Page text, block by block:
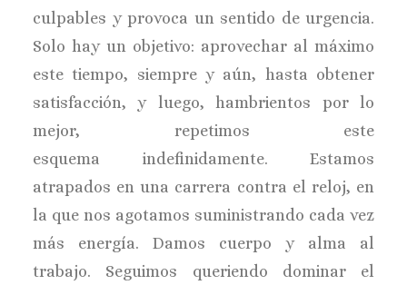
culpables y provoca un sentido de urgencia.
Solo hay un objetivo: aprovechar al máximo
este tiempo, siempre y aún, hasta obtener
satisfacción, y luego, hambrientos por lo
mejor, repetimos este
esquema
indefinidamente. Estamos
atrapados en una carrera contra el reloj, en
la que nos agotamos suministrando cada vez
más energía. Damos cuerpo y alma al
trabajo. Seguimos queriendo dominar el